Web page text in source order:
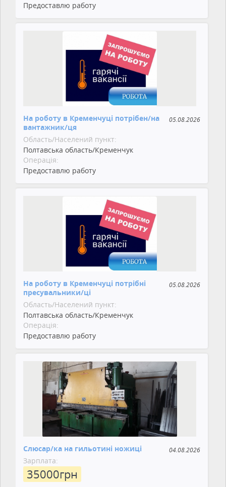
Предоставлю работу
На роботу в Кременчуці потрібен/на
вантажник/ця
05.08.2026
Область/Населений пункт:
Полтавська область/Кременчук
Операція:
Предоставлю работу
На роботу в Кременчуці потрібні
пресувальники/ці
05.08.2026
Область/Населений пункт:
Полтавська область/Кременчук
Операція:
Предоставлю работу
Слюсар/ка на гильотині ножиці 04.08.2026
Зарплата:
35000грн